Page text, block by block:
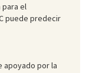
el
puede predecir
apoyado por la